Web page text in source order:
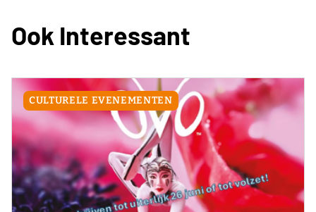
Ook Interessant
CULTURELE EVENEMENTEN